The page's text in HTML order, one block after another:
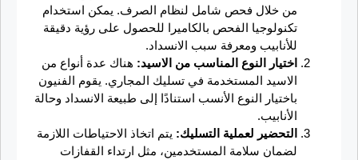
من خلال فحص شامل لنظام الصرف. يمكن استخدام
تكنولوجيا الفحص بالكاميرا للحصول على رؤية دقيقة
للأنابيب ومعرفة سبب الانسداد.
اختيار النوع المناسب من الاسيد: هناك عدة أنواع من
الاسيد المستخدمة في تسليك المجاري. يقوم الفنيون
باختيار النوع الأنسب استنادًا إلى طبيعة الانسداد وحالة
الأنابيب.
التحضير لعملية التسليك: يتم اتخاذ الاحتياطات اللازمة
لضمان سلامة المستخدمين، مثل ارتداء القفازات